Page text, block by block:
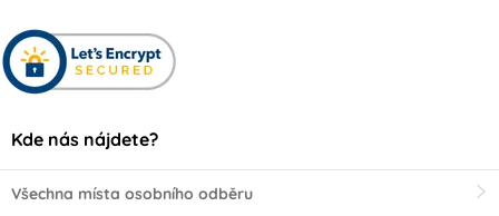
Kde nás nájdete?
Všechna místa osobního odběru